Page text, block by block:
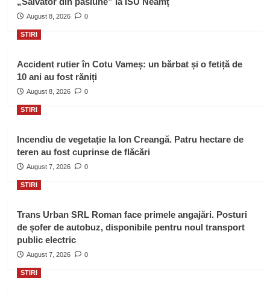
August 8, 2026 0
STIRI
Accident rutier în Cotu Vameș: un bărbat și o fetiță de
10 ani au fost răniți
August 8, 2026 0
STIRI
Incendiu de vegetație la Ion Creangă. Patru hectare de
teren au fost cuprinse de flăcări
August 7, 2026 0
STIRI
Trans Urban SRL Roman face primele angajări. Posturi
de șofer de autobuz, disponibile pentru noul transport
public electric
August 7, 2026 0
STIRI